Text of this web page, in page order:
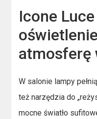
Icone
atmosferę
W salonie lampy
też narzędzia do
mocne światło